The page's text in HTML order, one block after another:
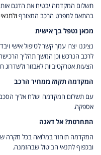
בהתאם למפרט הרכב המצורף
מכאן נטפל בך אישית
נציגנו יצרו עמך קשר לטיפול אישי
לרכב הנרכש וכן המשך תהליך
הצעות אטרקטיביות לאבזור ולשדרוג
המקדמה תקוזז ממחיר הרכב
עם תשלום המקדמה ישלח אליך
אספקה.
התחרטת? אל דאגה
המקדמה תוחזר במלואה בכל מקרה
ובכפוף לתנאי הביטול שבהזמנה.